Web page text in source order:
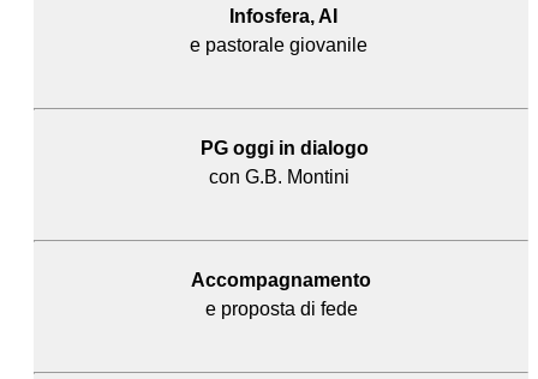
Infosfera, AI
e pastorale giovanile
PG oggi in dialogo
con G.B. Montini
Accompagnamento
e proposta di fede